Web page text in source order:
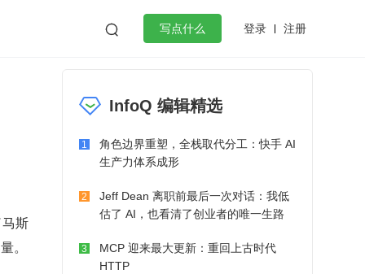
 写点什么 登录 注册
微服务架构 flutter
斯
。
InfoQ 编辑精选
1
角色边界重塑，全栈取代分工：快手 AI
生产力体系成形
2
Jeff Dean 离职前最后一次对话：我低
估了 AI，也看清了创业者的唯一生路
3
MCP 迎来最大更新：重回上古时代
HTTP